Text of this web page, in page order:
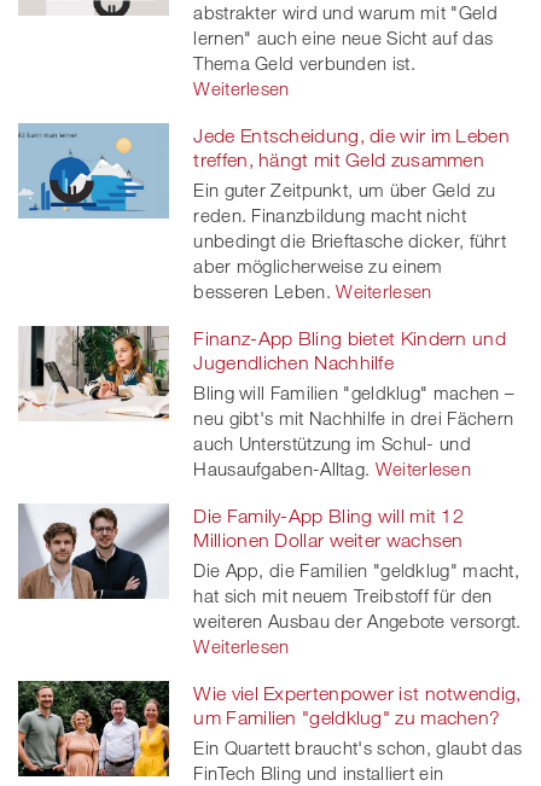
abstrakter wird und warum mit "Geld
lernen" auch eine neue Sicht auf das
Thema Geld verbunden ist.
Weiterlesen
Jede Entscheidung, die wir im Leben
treffen, hängt mit Geld zusammen
Ein guter Zeitpunkt, um über Geld zu
reden. Finanzbildung macht nicht
unbedingt die Brieftasche dicker, führt
aber möglicherweise zu einem
besseren Leben. Weiterlesen
Finanz-App Bling bietet Kindern und
Jugendlichen Nachhilfe
Bling will Familien "geldklug" machen –
neu gibt's mit Nachhilfe in drei Fächern
auch Unterstützung im Schul- und
Hausaufgaben-Alltag. Weiterlesen
Die Family-App Bling will mit 12
Millionen Dollar weiter wachsen
Die App, die Familien "geldklug" macht,
hat sich mit neuem Treibstoff für den
weiteren Ausbau der Angebote versorgt.
Weiterlesen
Wie viel Expertenpower ist notwendig,
um Familien "geldklug" zu machen?
Ein Quartett braucht's schon, glaubt das
FinTech Bling und installiert ein